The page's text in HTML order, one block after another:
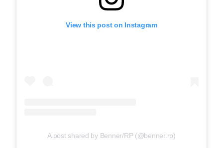
View this post on Instagram
A post shared by Benner/RP (@benner.rp)